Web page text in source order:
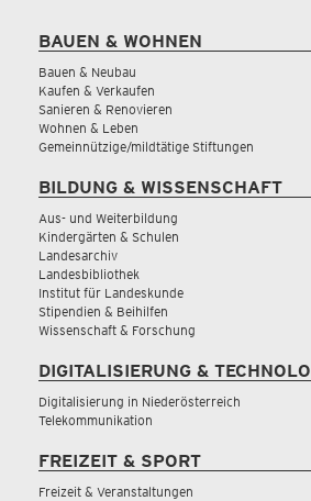
BAUEN & WOHNEN
Bauen & Neubau
Kaufen & Verkaufen
Sanieren & Renovieren
Wohnen & Leben
Gemeinnützige/mildtätige Stiftungen
BILDUNG & WISSENSCHAFT
Aus- und Weiterbildung
Kindergärten & Schulen
Landesarchiv
Landesbibliothek
Institut für Landeskunde
Stipendien & Beihilfen
Wissenschaft & Forschung
DIGITALISIERUNG &
Digitalisierung in Niederösterreich
Telekommunikation
FREIZEIT & SPORT
Freizeit & Veranstaltungen